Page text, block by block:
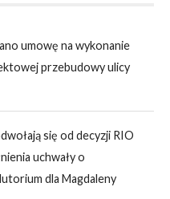
umowę na wykonanie
przebudowy ulicy
się od decyzji RIO
uchwały o
dla Magdaleny